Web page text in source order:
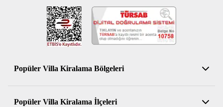
Popüler Villa Kiralama Bölgeleri
Antalya Kiralık Villa
Muğla Kiralık Villa
Popüler Villa Kiralama İlçeleri